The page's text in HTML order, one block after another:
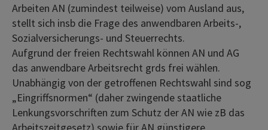
Arbeiten AN (zumindest teilweise) vom Ausland aus,
stellt sich insb die Frage des anwendbaren Arbeits-,
Sozialversicherungs- und Steuerrechts.
Aufgrund der freien Rechtswahl können AN und AG
das anwendbare Arbeitsrecht grds frei wählen.
Unabhängig von der getroffenen Rechtswahl sind sog
„Eingriffsnormen“ (daher zwingende staatliche
Lenkungsvorschriften zum Schutz der AN wie zB das
Arbeitszeitgesetz) sowie für AN günstigere